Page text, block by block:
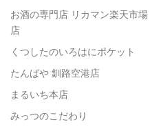
お酒の専門店 リカマン楽天市場
店
くつしたのいろはにポケット
たんばや 釧路空港店
まるいち本店
みっつのこだわり